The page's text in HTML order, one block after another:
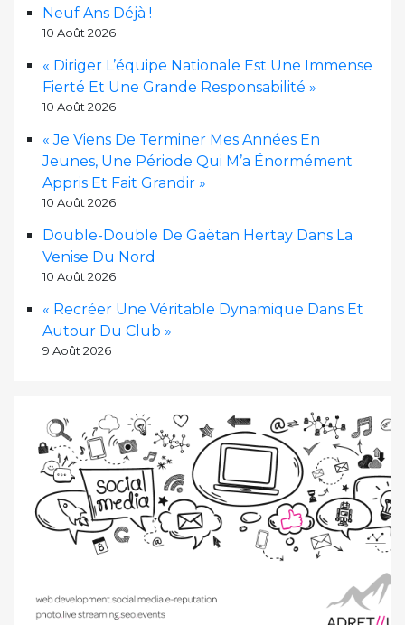
Neuf Ans Déjà !
10 Août 2026
« Diriger L’équipe Nationale Est Une Immense
Fierté Et Une Grande Responsabilité »
10 Août 2026
« Je Viens De Terminer Mes Années En
Jeunes, Une Période Qui M’a Énormément
Appris Et Fait Grandir »
10 Août 2026
Double-Double De Gaëtan Hertay Dans La
Venise Du Nord
10 Août 2026
« Recréer Une Véritable Dynamique Dans Et
Autour Du Club »
9 Août 2026